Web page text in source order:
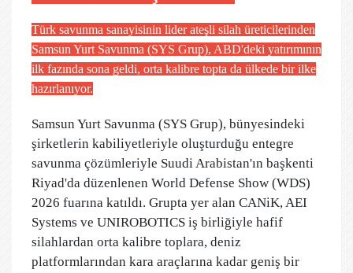
Türk savunma sanayisinin lider ateşli silah üreticilerinden
Samsun Yurt Savunma (SYS Grup), ABD'deki yatırımının
ilk fazında sona geldi, orta kalibre topta da ülkede bir ilke
hazırlanıyor.
Samsun Yurt Savunma (SYS Grup), bünyesindeki
şirketlerin kabiliyetleriyle oluşturduğu entegre
savunma çözümleriyle Suudi Arabistan'ın başkenti
Riyad'da düzenlenen World Defense Show (WDS)
2026 fuarına katıldı. Grupta yer alan CANiK, AEI
Systems ve UNIROBOTICS iş birliğiyle hafif
silahlardan orta kalibre toplara, deniz
platformlarından kara araçlarına kadar geniş bir